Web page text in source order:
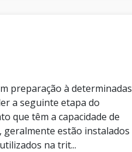
preparação à determinadas
a seguinte etapa do
que têm a capacidade de
estão instalados
na trit...